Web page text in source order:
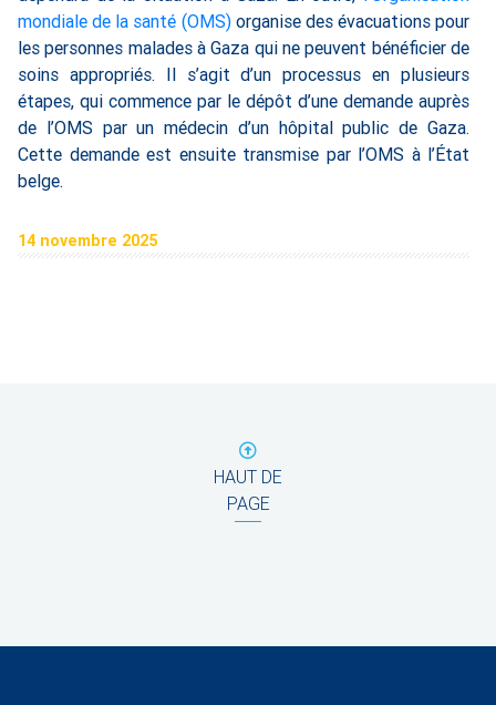
mondiale de la santé (OMS)organise des évacuations pour
les personnes malades à Gaza qui ne peuvent bénéficier de
soins appropriés. Il s’agit d’un processus en plusieurs
étapes, qui commence par le dépôt d’une demande auprès
de l’OMS par un médecin d’un hôpital public de Gaza.
Cette demande est ensuite transmise par l’OMS à l’État
belge.
14 novembre 2025
HAUT DE
PAGE